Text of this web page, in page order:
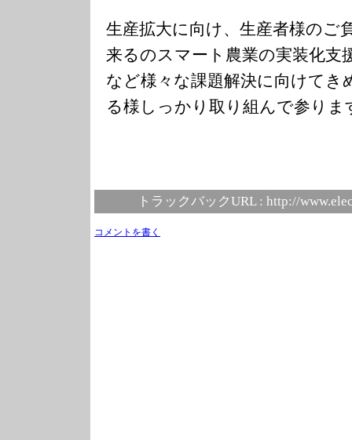
生産拡大に向け、生産者様のご
来るのスマート農業の実装化支
など様々な課題解決に向けてき
る様しっかり取り組んで参りま
トラックバックURL : http://
コメントを書く